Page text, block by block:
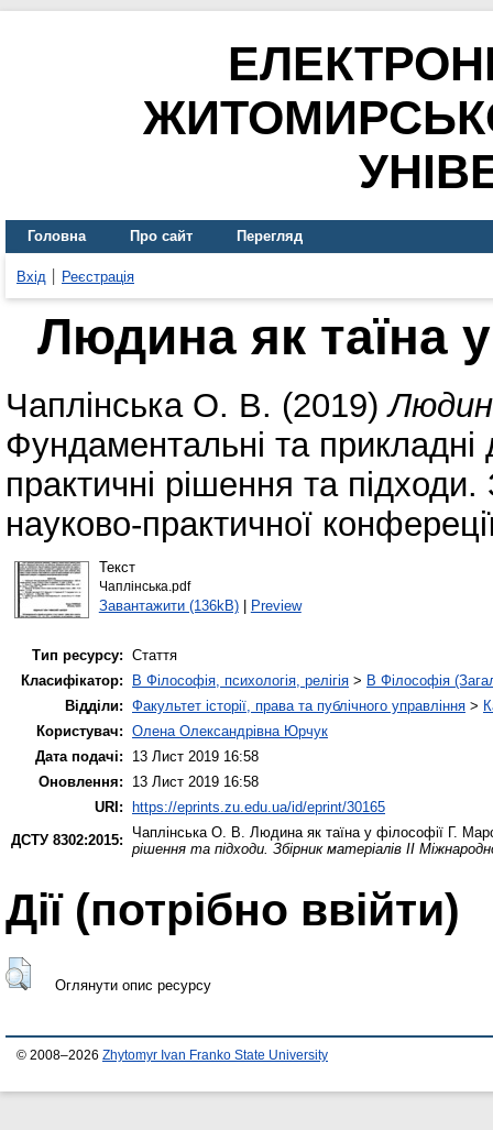
Головна Про сайт Перегляд
Вхід Реєстрація
Людина як таїна
Чаплінська О. В. (2019)
Фундаментальні та прикладні
практичні рішення та підходи.
науково-практичної
Текст
Чаплінська.pdf
Завантажити (136kB)| Preview
Тип ресурсу: Стаття
Класифікатор:
B Філософія, психологія, релігія > B Філософія
Відділи: Факультет історії, права та публічного управління >
Користувач: Олена Олександрівна Юрчук
Дата подачі:
13 Лист 2019 16:58
Оновлення:
13 Лист 2019 16:58
URI:
https://eprints.zu.edu.ua/id/eprint/30165
ДСТУ 8302:2015:
Чаплінська О. В. Людина як таїна у філософії Г.
рішення та підходи. Збірник матеріалів ІІ
Дії ​​(потрібно ввійти)
Оглянути опис ресурсу
© 2008–2026 Zhytomyr Ivan Franko State University